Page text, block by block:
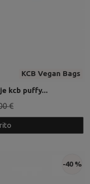
KCB Vegan Bags
kcb puffy...
€
-40 %